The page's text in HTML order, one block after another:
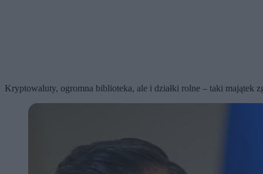
Kryptowaluty, ogromna biblioteka, ale i działki rolne – taki majątek